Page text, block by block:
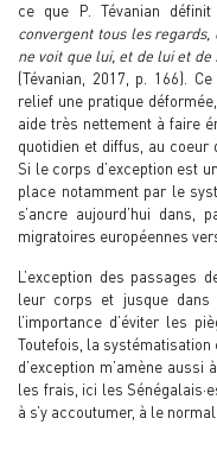
ce que P. Tévanian
convergent tous les regards,
ne voit que lui, et de lui et de
(Tévanian, 2017, p. 166).
relief une pratique
aide très nettement à faire
quotidien et diffus, au coeur
Si le corps d’exception est
place notamment par le
s’ancre aujourd’hui dans,
migratoires européennes
L’exception des passages
leur corps et jusque dans
l’importance d’éviter les
Toutefois, la systématisation
d’exception m’amène
les frais, ici les
à s’y accoutumer, à le